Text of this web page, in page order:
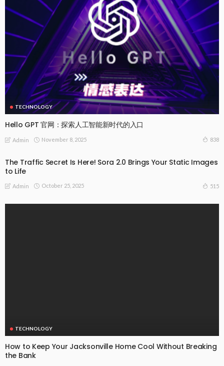
TECHNOLOGY
Hello GPT 官网：探索人工智能新时代的入口
Admin November 8, 2025 838
The Traffic Secret Is Here! Sora 2.0 Brings Your Static Images
to Life
Admin October 25, 2025 515
TECHNOLOGY
How to Keep Your Jacksonville Home Cool Without Breaking
the Bank